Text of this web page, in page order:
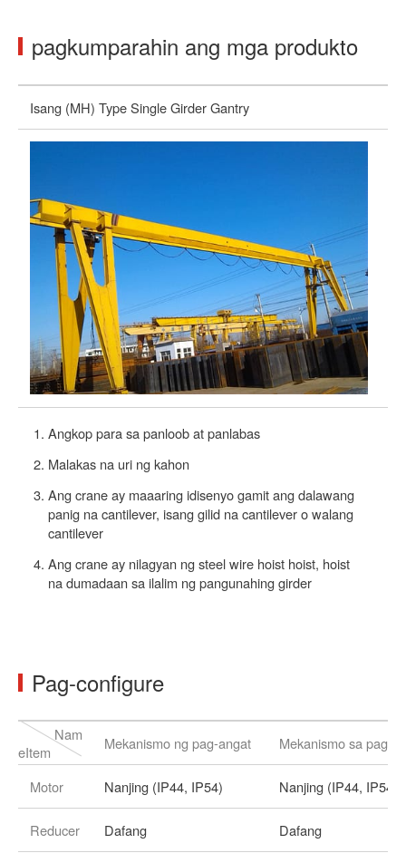
pagkumparahin ang mga produkto
Isang (MH) Type Single Girder Gantry
Angkop para sa panloob at panlabas
Malakas na uri ng kahon
Ang crane ay maaaring idisenyo gamit ang dalawang
panig na cantilever, isang gilid na cantilever o walang
cantilever
Ang crane ay nilagyan ng steel wire hoist hoist, hoist
na dumadaan sa ilalim ng pangunahing girder
Pag-configure
Nam
eItem
Mekanismo ng pag-angat Mekanismo sa
Motor Nanjing (IP44, IP54) Nanjing (IP44, IP54)
Reducer Dafang Dafang